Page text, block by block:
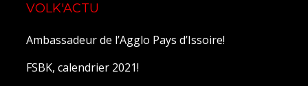
VOLK'ACTU
Ambassadeur de l’Agglo Pays d’Issoire!
FSBK, calendrier 2021!